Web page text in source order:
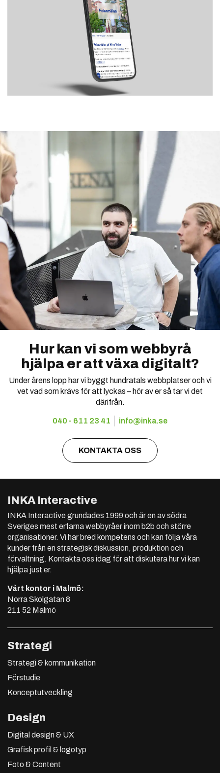
Hur kan vi som webbyrå
hjälpa er att växa digitalt?
Under årens lopp har vi byggt hundratals webbplatser och vi
vet vad som krävs för att lyckas – hör av er så tar vi det
därifrån.
040 - 611 23 41 info@inka.se
KONTAKTA OSS
INKA Interactive
INKA Interactive grundades 1999 och är en av södra
Sveriges mest erfarna webbyråer inom b2b och större
organisationer. Vi har bred kompetens och kan följa våra
kunder från en strategisk diskussion, produktion och
förvaltning. Kontakta oss idag för att diskutera hur vi kan
hjälpa just er.
Vårt kontor i Malmö:
Norra Skolgatan 8
211 52 Malmö
Strategi
Strategi & kommunikation
Förstudie
Konceptutveckling
Design
Digital design & UX
Grafisk profil & logotyp
Foto & Content